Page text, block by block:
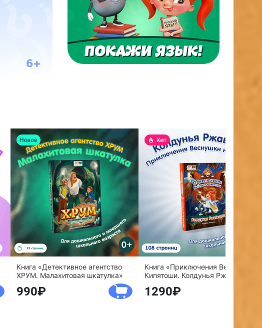
Книга «Детективное агентство
ХРУМ. Малахитовая шкатулка»
990
Книга «Приключения Веснушки и
Кипятоши. Колдунья Ржавелла»
1290